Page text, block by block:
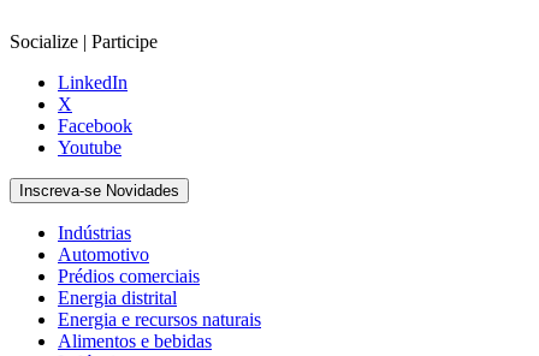
Socialize | Participe
LinkedIn
X
Facebook
Youtube
Inscreva-se Novidades
Indústrias
Automotivo
Prédios comerciais
Energia distrital
Energia e recursos naturais
Alimentos e bebidas